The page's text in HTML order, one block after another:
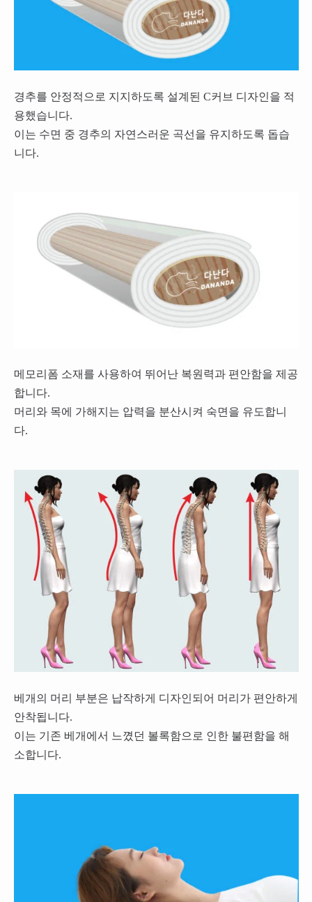
경추를 안정적으로 지지하도록 설계된 C커브 디자인을 적
용했습니다.
이는 수면 중 경추의 자연스러운 곡선을 유지하도록 돕습
니다.
메모리폼 소재를 사용하여 뛰어난 복원력과 편안함을 제공
합니다.
머리와 목에 가해지는 압력을 분산시켜 숙면을 유도합니
다.
베개의 머리 부분은 납작하게 디자인되어 머리가 편안하게
안착됩니다.
이는 기존 베개에서 느꼈던 볼록함으로 인한 불편함을 해
소합니다.